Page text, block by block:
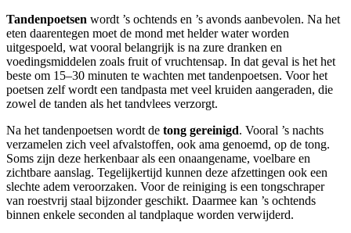
Tandenpoetsen wordt ’s ochtends en ’s avonds aanbevolen. Na het
eten daarentegen moet de mond met helder water worden
uitgespoeld, wat vooral belangrijk is na zure dranken en
voedingsmiddelen zoals fruit of vruchtensap. In dat geval is het het
beste om 15–30 minuten te wachten met tandenpoetsen. Voor het
poetsen zelf wordt een tandpasta met veel kruiden aangeraden, die
zowel de tanden als het tandvlees verzorgt.
Na het tandenpoetsen wordt de tong gereinigd. Vooral ’s nachts
verzamelen zich veel afvalstoffen, ook ama genoemd, op de tong.
Soms zijn deze herkenbaar als een onaangename, voelbare en
zichtbare aanslag. Tegelijkertijd kunnen deze afzettingen ook een
slechte adem veroorzaken. Voor de reiniging is een tongschraper
van roestvrij staal bijzonder geschikt. Daarmee kan ’s ochtends
binnen enkele seconden al tandplaque worden verwijderd.